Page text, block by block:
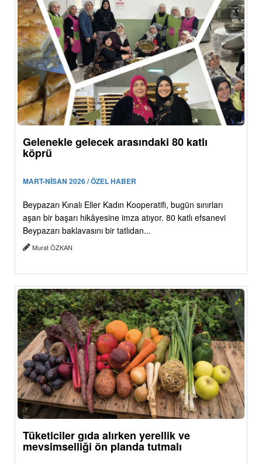
Gelenekle gelecek arasındaki 80 katlı
köprü
MART-NİSAN 2026 / ÖZEL HABER
Beypazarı Kınalı Eller Kadın Kooperatifi, bugün sınırları
aşan bir başarı hikâyesine imza atıyor. 80 katlı efsanevi
Beypazarı baklavasını bir tatlıdan...
Murat ÖZKAN
Tüketiciler gıda alırken yerellik ve
mevsimselliği ön planda tutmalı